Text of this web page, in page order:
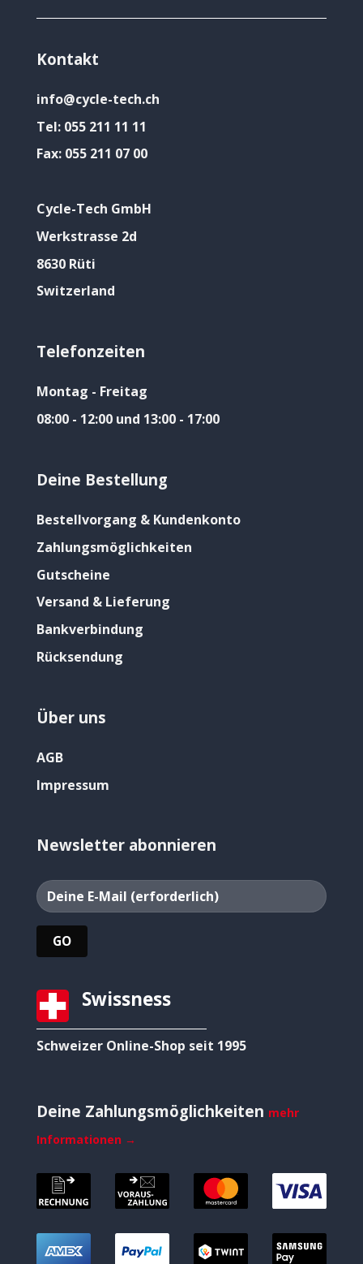
Kontakt
info@cycle-tech.ch
Tel: 055 211 11 11
Fax: 055 211 07 00
Cycle-Tech GmbH
Werkstrasse 2d
8630 Rüti
Switzerland
Telefonzeiten
Montag - Freitag
08:00 - 12:00 und 13:00 - 17:00
Deine Bestellung
Bestellvorgang & Kundenkonto
Zahlungsmöglichkeiten
Gutscheine
Versand & Lieferung
Bankverbindung
Rücksendung
Über uns
AGB
Impressum
Newsletter abonnieren
Swissness
Schweizer Online-Shop seit 1995
Deine Zahlungsmöglichkeiten mehr
Informationen →